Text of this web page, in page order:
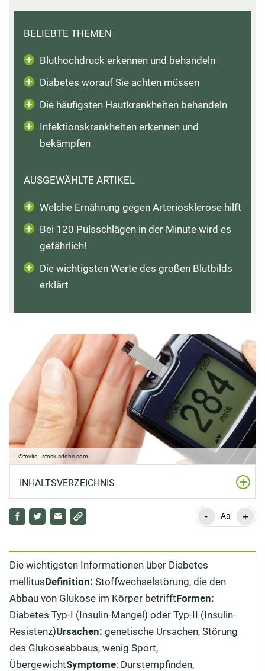
BELIEBTE THEMEN
Bluthochdruck erkennen und behandeln
Diabetes worauf Sie achten müssen
Die häufigsten Hautkrankheiten behandeln
Infektionskrankheiten erkennen und
bekämpfen
AUSGEWÄHLTE ARTIKEL
Welche Ernährung gegen Arteriosklerose hilft
Bei 120 Pulsschlägen in der Minute wird es
gefährlich!
Die wichtigsten Werte des großen Blutbilds
erklärt
©fovito - stock.adobe.com
INHALTSVERZEICHNIS
Definition: Was ist Diabetes mellitus?
mellitus?
Welche Faktoren erhöhen das Risiko für Diabetes
mellitus?
Symptome: Woran erkennt man Diabetes mellitus?
Diagnose: Wie diagnostiziert der Arzt Diabetes
mellitus?
- Aa +
Die wichtigsten Informationen über Diabetes
mellitusDefinition: Stoffwechselstörung, die den
Abbau von Glukose im Körper betrifftFormen:
Diabetes Typ-I (Insulin-Mangel) oder Typ-II (Insulin-
Resistenz)Ursachen: genetische Ursachen, Störung
des Glukoseabbaus, wenig Sport,
ÜbergewichtSymptome: Durstempfinden,